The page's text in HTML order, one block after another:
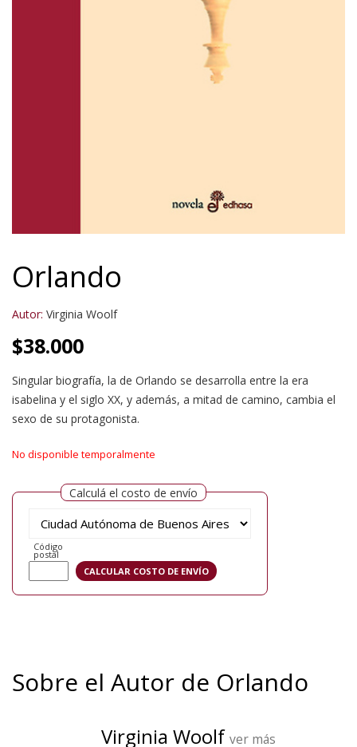
Orlando
Autor: Virginia Woolf
$38.000
Singular biografía, la de Orlando se desarrolla entre la era
isabelina y el siglo XX, y además, a mitad de camino, cambia el
sexo de su protagonista.
No disponible temporalmente
Calculá el costo de envío
Código
postal
Sobre el Autor de Orlando
Virginia Woolf ver más